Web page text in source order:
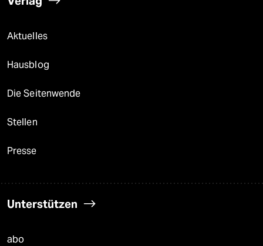
Aktuelles
Hausblog
Die Seitenwende
Stellen
Presse
Unterstützen
abo